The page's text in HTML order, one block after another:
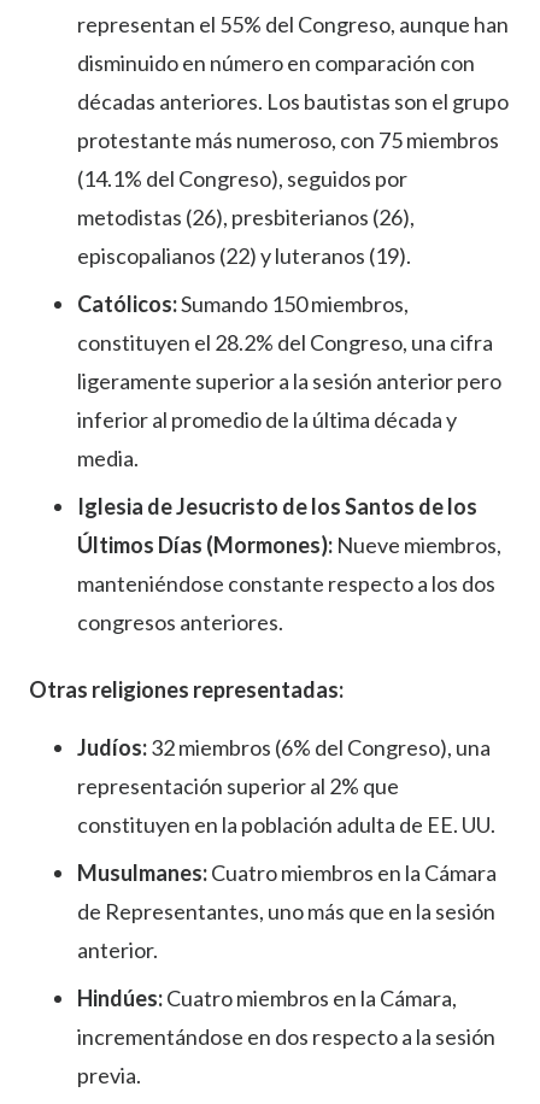
representan el 55% del Congreso, aunque han
disminuido en número en comparación con
décadas anteriores. Los bautistas son el grupo
protestante más numeroso, con 75 miembros
(14.1% del Congreso), seguidos por
metodistas (26), presbiterianos (26),
episcopalianos (22) y luteranos (19).
Católicos:Sumando 150 miembros,
constituyen el 28.2% del Congreso, una cifra
ligeramente superior a la sesión anterior pero
inferior al promedio de la última década y
media.
Iglesia de Jesucristo de los Santos de los
Últimos Días (Mormones): Nueve miembros,
manteniéndose constante respecto a los dos
congresos anteriores.
Otras religiones representadas:
Judíos:32 miembros (6% del Congreso), una
representación superior al 2% que
constituyen en la población adulta de EE. UU.
Musulmanes:Cuatro miembros en la Cámara
de Representantes, uno más que en la sesión
anterior.
Hindúes:Cuatro miembros en la Cámara,
incrementándose en dos respecto a la sesión
previa.